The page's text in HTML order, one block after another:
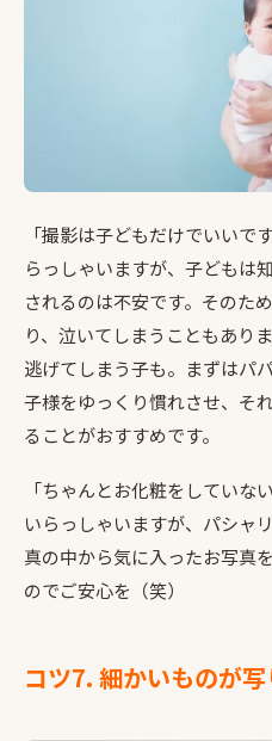
「撮影は子どもだけでいいで
らっしゃいますが、子どもは
されるのは不安です。そのた
り、泣いてしまうこともあり
逃げてしまう子も。まずはパ
子様をゆっくり慣れさせ、そ
ることがおすすめです。
「ちゃんとお化粧をしてい
いらっしゃいますが、パシャ
真の中から気に入ったお写真
のでご安心を（笑）
コツ7. 細かいものが